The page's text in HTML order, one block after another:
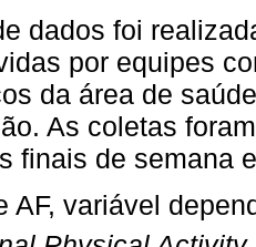
dados foi
por equipes
da área de
As coletas
finais de semana
AF, variável